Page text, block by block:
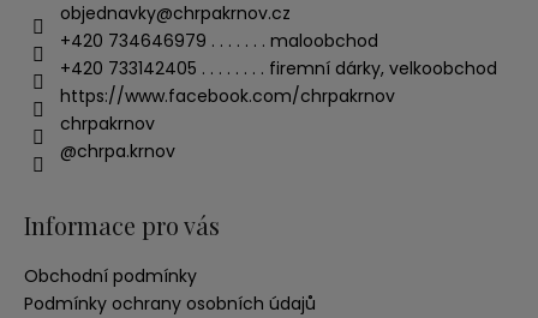
objednavky@chrpakrnov.cz
+420 734646979 . . . . . . . maloobchod
+420 733142405 . . . . . . . . firemní dárky, velkoobchod
https://www.facebook.com/chrpakrnov
chrpakrnov
@chrpa.krnov
Informace pro vás
Obchodní podmínky
Podmínky ochrany osobních údajů